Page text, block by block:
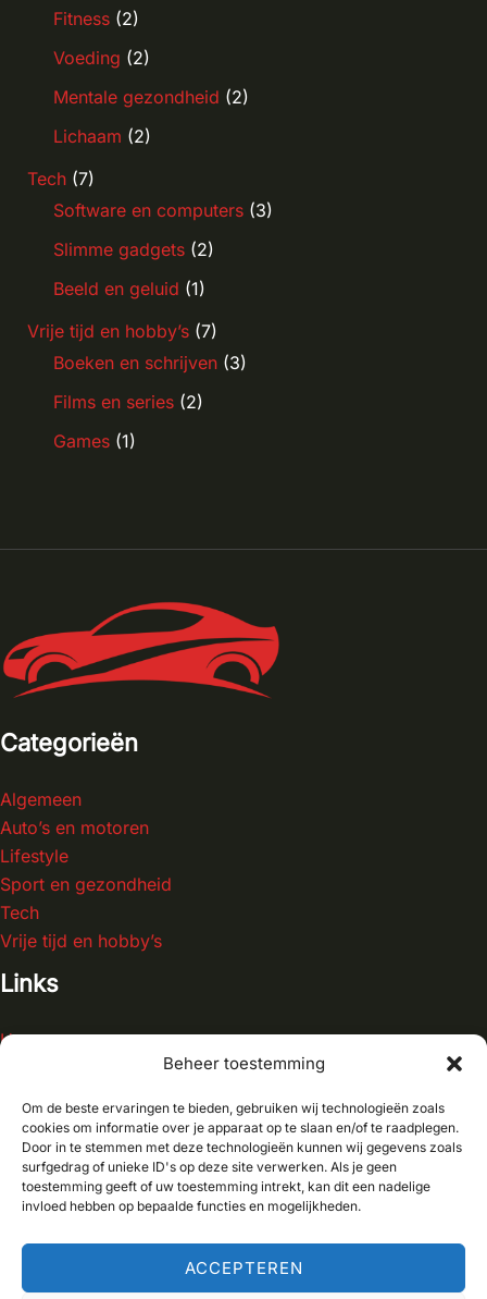
Beheer toestemming
Om de beste ervaringen te bieden, gebruiken wij technologieën zoals
cookies om informatie over je apparaat op te slaan en/of te raadplegen.
Door in te stemmen met deze technologieën kunnen wij gegevens zoals
surfgedrag of unieke ID's op deze site verwerken. Als je geen
toestemming geeft of uw toestemming intrekt, kan dit een nadelige
invloed hebben op bepaalde functies en mogelijkheden.
ACCEPTEREN
Fitness(2)
Voeding (2)
Mentale gezondheid (2)
Lichaam (2)
Tech(7)
Software en computers(3)
Slimme gadgets(2)
Beeld en geluid (1)
Vrije tijd en hobby’s(7)
Boeken en schrijven(3)
Films en series(2)
Games(1)
Categorieën
Algemeen
Auto’s en motoren
Lifestyle
Sport en gezondheid
Tech
Vrije tijd en hobby’s
Links
Home
Over ons
Copyright © 2026 Autohut